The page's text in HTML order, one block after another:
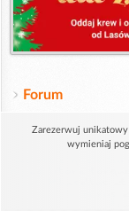
Forum
Zarezerwuj unikatowy
wymieniaj